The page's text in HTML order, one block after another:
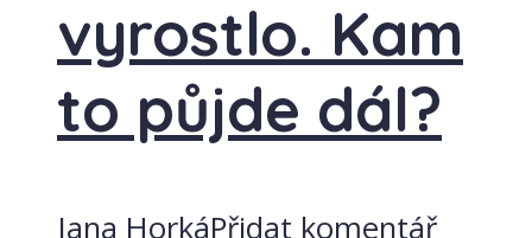
vyrostlo. Kam
to půjde dál?
Jana HorkáPřidat komentář